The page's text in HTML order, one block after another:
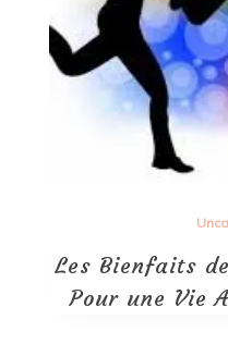
Les Bienfaits
Pour une Vie